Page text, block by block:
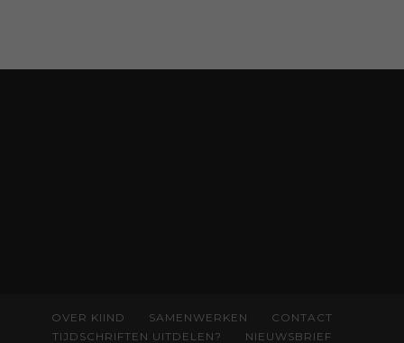
OVER KIIND SAMENWERKEN
CONTACT
TIJDSCHRIFTEN UITDELEN?
NIEUWSBRIEF